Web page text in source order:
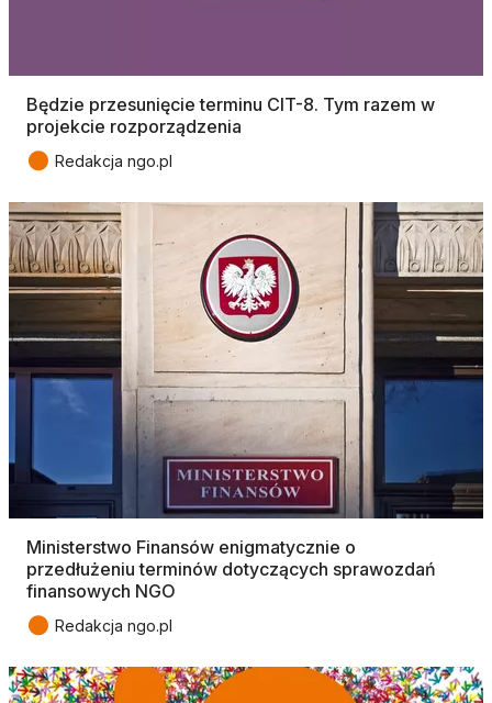
Będzie przesunięcie terminu CIT-8. Tym razem w
projekcie rozporządzenia
● Redakcja ngo.pl
Ministerstwo Finansów enigmatycznie o
przedłużeniu terminów dotyczących sprawozdań
finansowych NGO
● Redakcja ngo.pl